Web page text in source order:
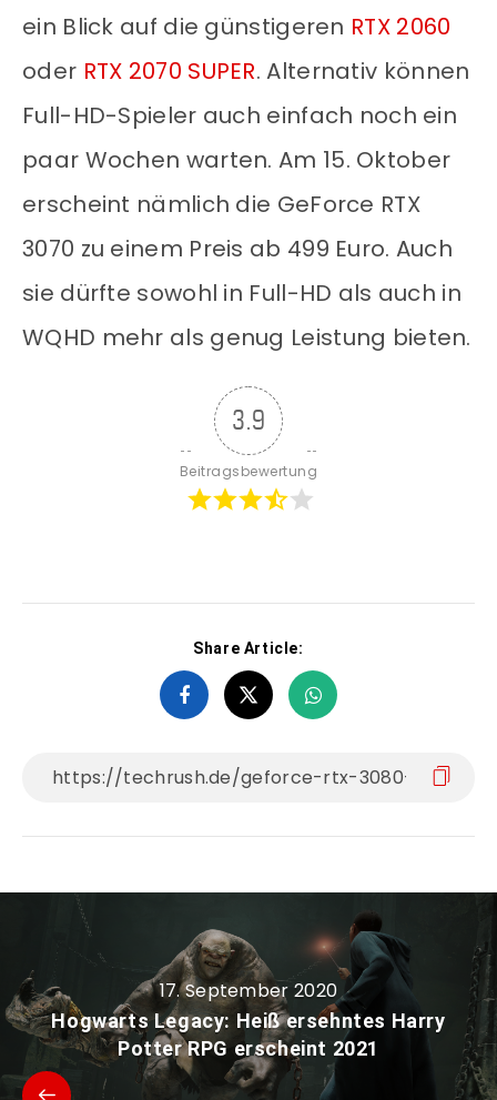
ein Blick auf die günstigeren RTX 2060
oder RTX 2070 SUPER. Alternativ können
Full-HD-Spieler auch einfach noch ein
paar Wochen warten. Am 15. Oktober
erscheint nämlich die GeForce RTX
3070 zu einem Preis ab 499 Euro. Auch
sie dürfte sowohl in Full-HD als auch in
WQHD mehr als genug Leistung bieten.
3.9
Beitragsbewertung
Share Article:
17. September 2020
Hogwarts Legacy: Heiß ersehntes Harry
Potter RPG erscheint 2021